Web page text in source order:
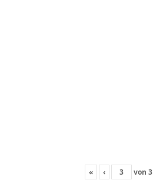
« ‹ von 3